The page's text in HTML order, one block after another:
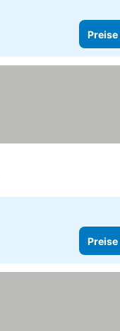
Preise
Preise